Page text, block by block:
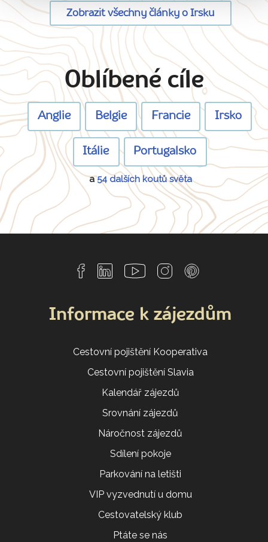
Zobrazit všechny články o Irsku
Oblíbené cíle
Anglie Belgie Francie Irsko
Itálie Portugalsko
a54 dalších koutů světa
Informace k zájezdům
Cestovní pojištění Kooperativa
Cestovní pojištění Slavia
Kalendář zájezdů
Srovnání zájezdů
Náročnost zájezdů
Sdílení pokoje
Parkování na letišti
VIP vyzvednutí u domu
Cestovatelský klub
Ptáte se nás